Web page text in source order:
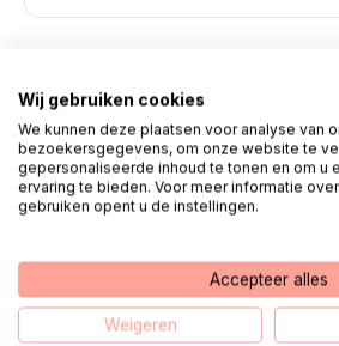
Seleccione los destinatarios
destinatarios'para empujar.
Wij gebruiken cookies
We kunnen deze plaatsen voor analyse van
bezoekersgegevens, om onze website te
gepersonaliseerde inhoud te tonen en om
ervaring te bieden. Voor meer informatie
gebruiken opent u de instellingen.
Accepteer alles
Weigeren